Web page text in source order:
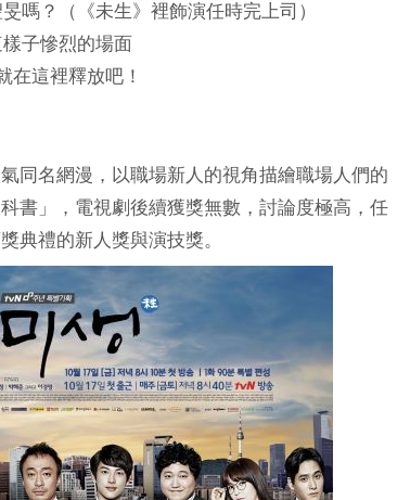
嗎？（《未生》裡飾演任時完上司）
子慘烈的場面
在這裡釋放吧！
同名網漫，以職場新人的視角描繪職場人們的
書」，電視劇後續獲獎無數，討論度極高，任
典禮的新人獎與演技獎。